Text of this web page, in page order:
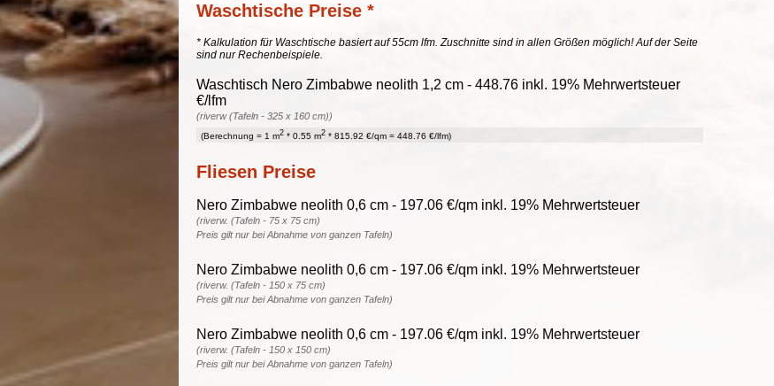
Waschtische Preise *
* Kalkulation für Waschtische basiert auf 55cm lfm. Zuschnitte sind in allen Größen möglich! Auf der Seite
sind nur Rechenbeispiele.
Waschtisch Nero Zimbabwe neolith 1,2 cm - 448.76 inkl. 19% Mehrwertsteuer
€/lfm
(riverw (Tafeln - 325 x 160 cm))
(Berechnung = 1 m2 * 0.55 m2 * 815.92 €/qm = 448.76 €/lfm)
Fliesen Preise
Nero Zimbabwe neolith 0,6 cm - 197.06 €/qm inkl. 19% Mehrwertsteuer
(riverw. (Tafeln - 75 x 75 cm)
Preis gilt nur bei Abnahme von ganzen Tafeln)
Nero Zimbabwe neolith 0,6 cm - 197.06 €/qm inkl. 19% Mehrwertsteuer
(riverw. (Tafeln - 150 x 75 cm)
Preis gilt nur bei Abnahme von ganzen Tafeln)
Nero Zimbabwe neolith 0,6 cm - 197.06 €/qm inkl. 19% Mehrwertsteuer
(riverw. (Tafeln - 150 x 150 cm)
Preis gilt nur bei Abnahme von ganzen Tafeln)